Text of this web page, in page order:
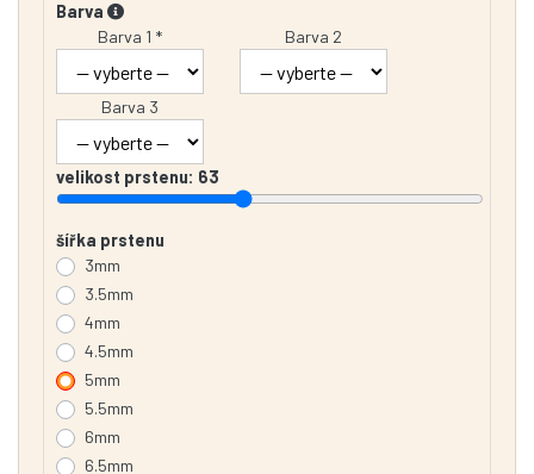
Barva
Barva 1 *
Barva 2
Barva 3
velikost prstenu: 63
šířka prstenu
3mm
3.5mm
4mm
4.5mm
5mm
5.5mm
6mm
6.5mm